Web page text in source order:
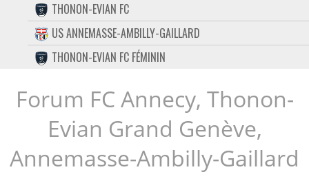
CONTACT
FACEBOOK
TWITTER
INSTAGRAM
THONON-EVIAN FC
US ANNEMASSE-AMBILLY-GAILLARD
THONON-EVIAN FC FÉMININ
Forum FC Annecy, Thonon-
Evian Grand Genève,
Annemasse-Ambilly-Gaillard